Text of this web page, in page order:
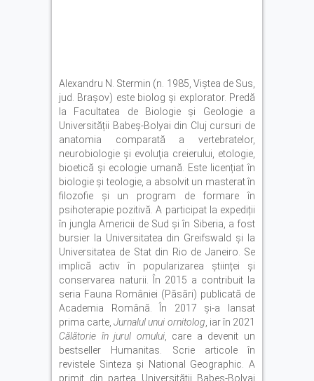
Alexandru N. Stermin (n. 1985, Viştea de Sus,
jud. Braşov) este biolog și explorator. Predă
la Facultatea de Biologie și Geologie a
Universității Babeș‑Bolyai din Cluj cursuri de
anatomia comparată a vertebratelor,
neurobiologie şi evoluţia creierului, etologie,
bioetică și ecologie umană. Este licențiat în
biologie și teologie, a absolvit un masterat în
filozofie și un program de formare în
psihoterapie pozitivă. A participat la expediții
în jungla Americii de Sud și în Siberia, a fost
bursier la Universitatea din Greifswald și la
Universitatea de Stat din Rio de Janeiro. Se
implică activ în popularizarea științei și
conservarea naturii. În 2015 a contribuit la
seria Fauna României (Păsări) publicată de
Academia Română. În 2017 și‑a lansat
prima carte,Jurnalul unui ornitolog , iar în 2021
Călătorie în jurul omului, care a devenit un
bestseller Humanitas. Scrie articole în
revistele Sinteza și National Geographic. A
primit din partea Universității Babeș‑Bolyai